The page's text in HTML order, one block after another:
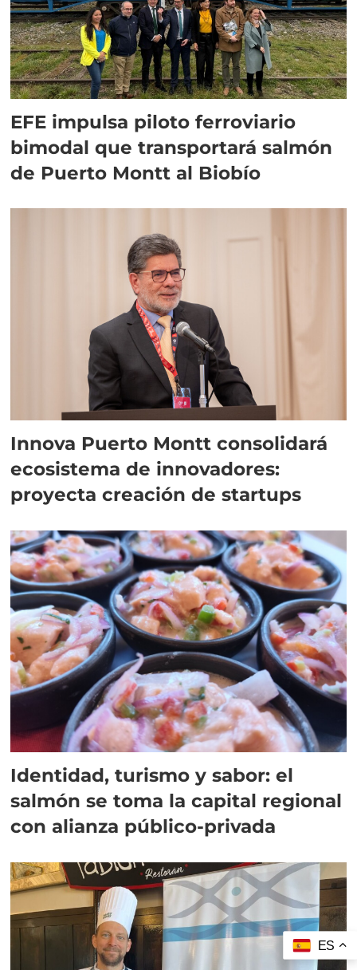
EFE impulsa piloto ferroviario
bimodal que transportará salmón
de Puerto Montt al Biobío
Innova Puerto Montt consolidará
ecosistema de innovadores:
proyecta creación de startups
Identidad, turismo y sabor: el
salmón se toma la capital regional
con alianza público-privada
ES